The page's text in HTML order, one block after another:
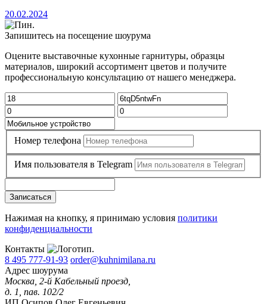
20.02.2024
Запишитесь на посещение шоурума
Оцените выставочные кухонные гарнитуры, образцы
материалов, широкий ассортимент цветов и получите
профессиональную консультацию от нашего менеджера.
Номер телефона
Имя пользователя в Telegram
Записаться
Нажимая на кнопку, я принимаю условия политики
конфиденциальности
Контакты
8 495 777-91-93 order@kuhnimilana.ru
Адрес шоурума
Москва, 2-й Кабельный проезд,
д. 1, пав. 102/2